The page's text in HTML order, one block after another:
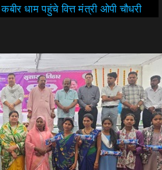
धाम पहुंचे वित्त मंत्री ओपी चौधरी